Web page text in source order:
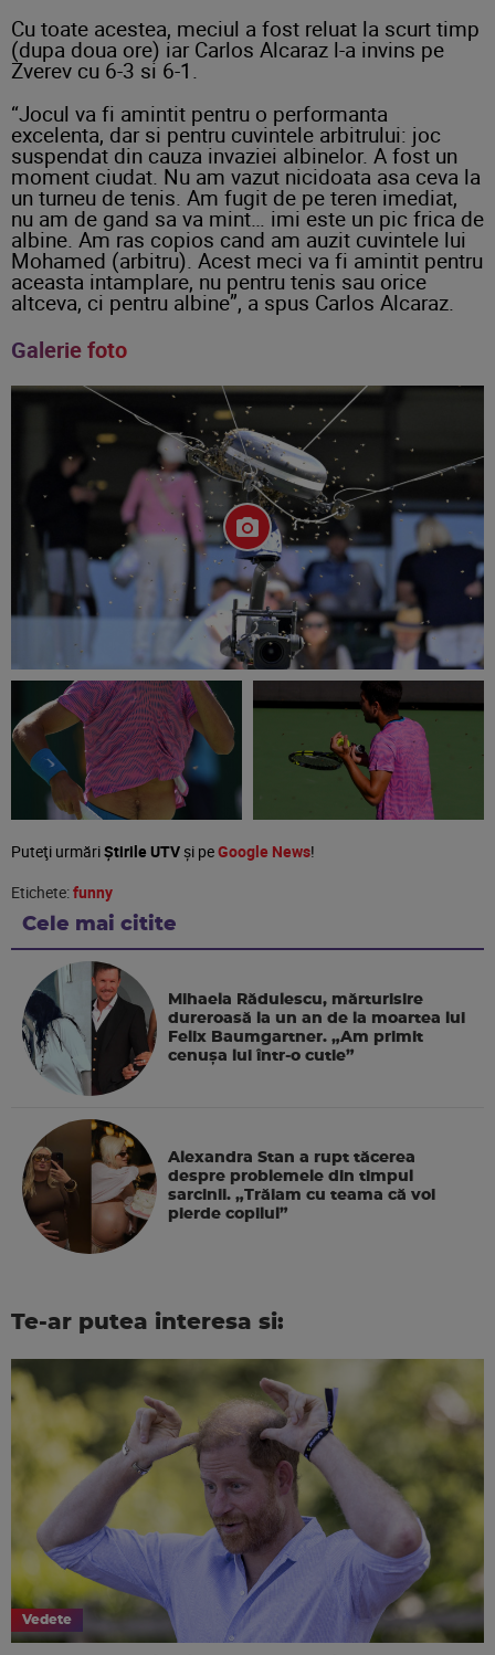
Cu toate acestea, meciul a fost reluat la scurt timp
(dupa doua ore) iar Carlos Alcaraz l-a invins pe
Zverev cu 6-3 si 6-1.
“Jocul va fi amintit pentru o performanta
excelenta, dar si pentru cuvintele arbitrului: joc
suspendat din cauza invaziei albinelor. A fost un
moment ciudat. Nu am vazut nicidoata asa ceva la
un turneu de tenis. Am fugit de pe teren imediat,
nu am de gand sa va mint… imi este un pic frica de
albine. Am ras copios cand am auzit cuvintele lui
Mohamed (arbitru). Acest meci va fi amintit pentru
aceasta intamplare, nu pentru tenis sau orice
altceva, ci pentru albine”, a spus Carlos Alcaraz.
Galerie foto
Puteţi urmăriȘtirile UTVşi peGoogle News!
Etichete:funny
Cele mai citite
Mihaela Rădulescu, mărturisire
dureroasă la un an de la moartea lui
Felix Baumgartner. „Am primit
cenușa lui într-o cutie”
Alexandra Stan a rupt tăcerea
despre problemele din timpul
sarcinii. „Trăiam cu teama că voi
pierde copilul”
Te-ar putea interesa si:
Vedete